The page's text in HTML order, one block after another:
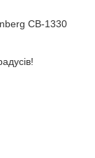
CB-1330